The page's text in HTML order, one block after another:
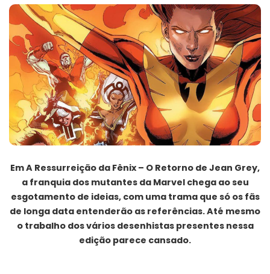
Em A Ressurreição da Fênix – O Retorno de Jean Grey,
a franquia dos mutantes da Marvel chega ao seu
esgotamento de ideias, com uma trama que só os fãs
de longa data entenderão as referências. Até mesmo
o trabalho dos vários desenhistas presentes nessa
edição parece cansado.